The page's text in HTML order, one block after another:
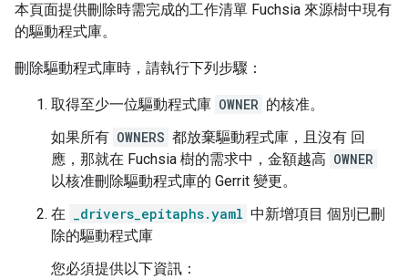
本頁面提供刪除時需完成的工作清單 Fuchsia 來源樹中現有
的驅動程式庫。
刪除驅動程式庫時，請執行下列步驟：
取得至少一位驅動程式庫 OWNER 的核准。
如果所有 OWNERS 都放棄驅動程式庫，且沒有 回
應，那就在 Fuchsia 樹的需求中，金額越高 OWNER
以核准刪除驅動程式庫的 Gerrit 變更。
在 _drivers_epitaphs.yaml 中新增項目 個別已刪
除的驅動程式庫
您必須提供以下資訊：